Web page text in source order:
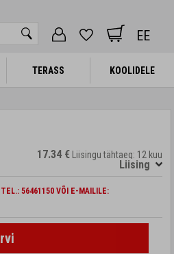
EE
TERASS KOOLIDELE
TERASS KOOLIDELE
17.34 € Liisingu tähtaeg: 12 kuu
Liising
56461150 VÕI E-MAILILE: